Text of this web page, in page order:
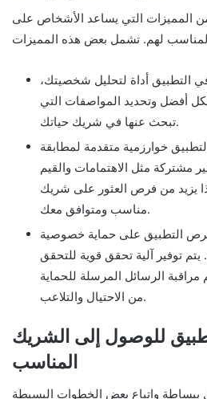
المميزات التي يساعد الأشخاص على
التطبيق أداة لتحليل شخصيتك،
أفضل وتحديد المواصفات التي
تبحث عنها في شريك حياتك.
خوارزمية متقدمة لمطابقة
مشتركة مثل الاهتمامات والقيم
يزيد من فرص العثور على شريك
مناسب ومتوافق معك.
التطبيق على حماية خصوصية
توفير آلية تحقق قوية للتحقق
الرسائل المرسلة للحماية
من الاحتيال والتلاعب.
للوصول إلى الشريك
المناسب
واتباع بعض الخطوات البسيطة